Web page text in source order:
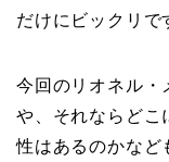
だけにビックリで
今回のリオネル・
や、それならどこ
性はあるのかなど